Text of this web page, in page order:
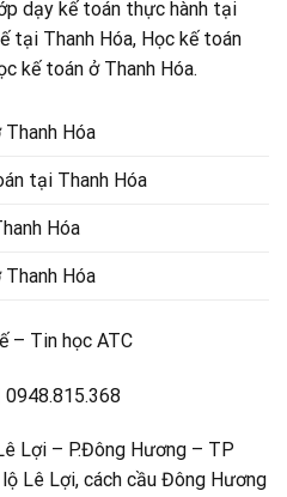
dạy kế toán thực hành tại
tại Thanh Hóa, Học kế toán
kế toán ở Thanh Hóa.
Hóa
tại Thanh Hóa
Hóa
Hóa
– Tin học ATC
0948.815.368
Lợi – P.Đông Hương – TP
Lê Lợi, cách cầu Đông Hương